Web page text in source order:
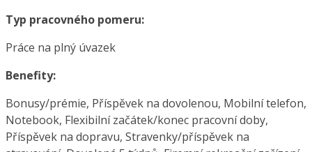
Typ pracovného pomeru:
Práce na plný úvazek
Benefity:
Bonusy/prémie, Příspěvek na dovolenou, Mobilní telefon,
Notebook, Flexibilní začátek/konec pracovní doby,
Příspěvek na dopravu, Stravenky/příspěvek na